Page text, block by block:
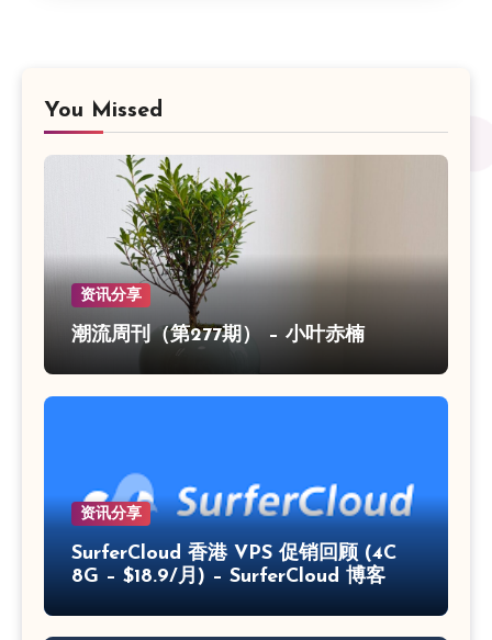
You Missed
资讯分享
潮流周刊（第277期） – 小叶赤楠
资讯分享
SurferCloud 香港 VPS 促销回顾 (4C
8G – $18.9/月) – SurferCloud 博客